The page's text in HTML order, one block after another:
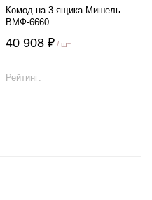
Комод на 3 ящика Мишель
ВМФ-6660
40 908 ₽ / шт
Рейтинг: